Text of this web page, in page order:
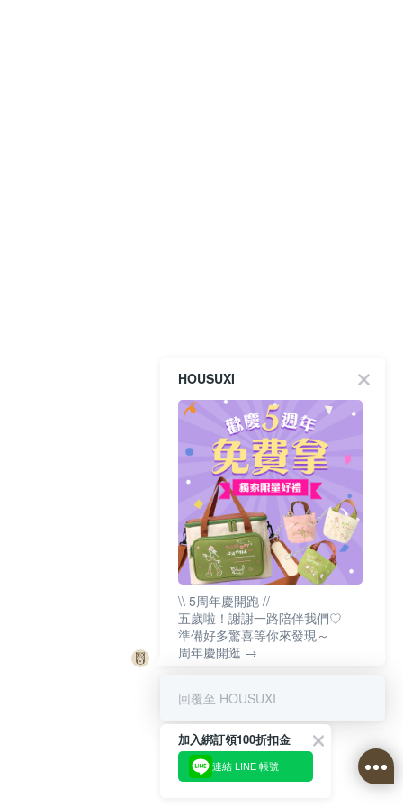
HOUSUXI
\\ 5周年慶開跑 //
五歲啦！謝謝一路陪伴我們♡
準備好多驚喜等你來發現～
周年慶開逛 →
回覆至 HOUSUXI
加入綁訂領100折扣金
連結 LINE 帳號